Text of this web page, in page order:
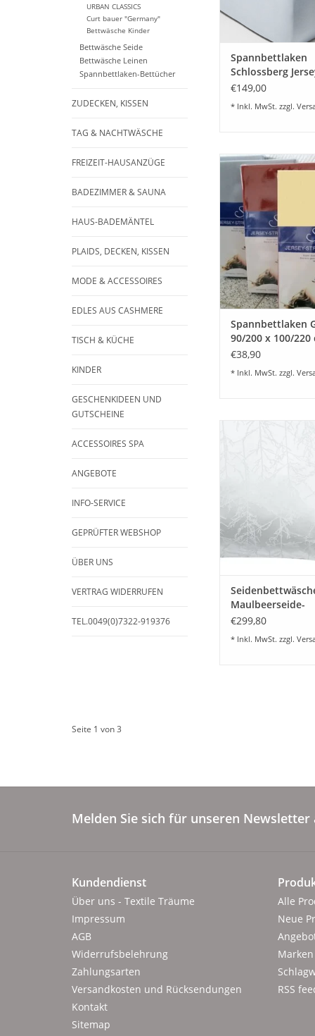
URBAN CLASSICS
Curt bauer "Germany"
Bettwäsche Kinder
Bettwäsche Seide
Bettwäsche Leinen
Spannbettlaken-Bettücher
ZUDECKEN, KISSEN
TAG & NACHTWÄSCHE
FREIZEIT-HAUSANZÜGE
BADEZIMMER & SAUNA
HAUS-BADEMÄNTEL
PLAIDS, DECKEN, KISSEN
MODE & ACCESSOIRES
EDLES AUS CASHMERE
TISCH & KÜCHE
KINDER
GESCHENKIDEEN UND
GUTSCHEINE
ACCESSOIRES SPA
ANGEBOTE
INFO-SERVICE
GEPRÜFTER WEBSHOP
ÜBER UNS
VERTRAG WIDERRUFEN
TEL.0049(0)7322-919376
ZUM WARENKORB
Spannbettlaken
Schlossberg
fix-schweizer
€149,00
* Inkl. MwSt. zzgl.
Hochwertiges
Größe "90/200 x
Wunschfarben
Passend für eine
bis 30 cm , ideal
Auch
ZUM WARENKORB
Spannbettlaken
90/200 x 100/220
Jersey Stretch -
30 cm Höhe,
€38,90
* Inkl. MwSt. zzgl.
Muster. Farbe
ZUM WARENKORB
Maulbeerseide-
Baumwolle TREES
€299,80
* Inkl. MwSt. zzgl.
Seite 1 von 3
Melden Sie sich für unseren Newsletter
Kundendienst
Über uns - Textile Träume
Impressum
AGB
Widerrufsbelehrung
Zahlungsarten
Versandkosten und Rücksendungen
Kontakt
Sitemap
Alle
Neue
Marken
RSS